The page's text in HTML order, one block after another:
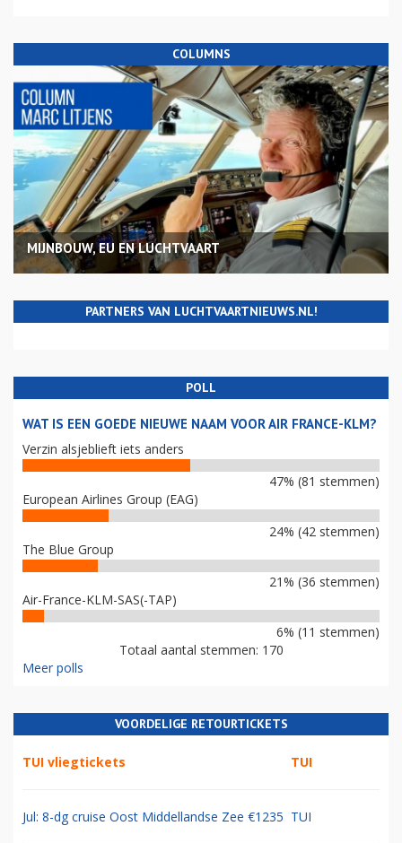
COLUMNS
MIJNBOUW, EU EN LUCHTVAART
PARTNERS VAN LUCHTVAARTNIEUWS.NL!
POLL
WAT IS EEN GOEDE NIEUWE NAAM VOOR AIR FRANCE-KLM?
Verzin alsjeblieft iets anders
47% (81 stemmen)
European Airlines Group (EAG)
24% (42 stemmen)
The Blue Group
21% (36 stemmen)
Air-France-KLM-SAS(-TAP)
6% (11 stemmen)
Totaal aantal stemmen: 170
Meer polls
VOORDELIGE RETOURTICKETS
TUI vliegtickets TUI
Jul: 8-dg cruise Oost Middellandse Zee €1235 TUI